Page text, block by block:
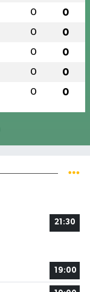
0 0
0 0
0 0
0 0
0 0
21:30
19:00